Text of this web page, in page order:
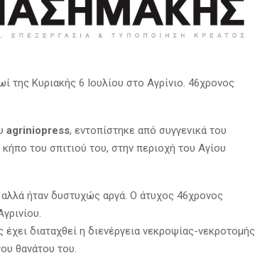
της Κυριακής 6 Ιουλίου στο Αγρίνιο. 46χρονος
agriniopress, εντοπίστηκε από συγγενικά του
του σπιτιού του, στην περιοχή του Αγίου
ήταν δυστυχώς αργά. Ο άτυχος 46χρονος
διαταχθεί η διενέργεια νεκροψίας-νεκροτομής
θανάτου του.